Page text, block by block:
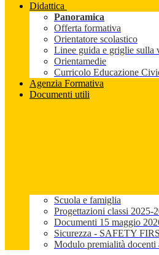
Didattica
Panoramica
Offerta formativa
Orientatore scolastico
Linee guida e griglie sulla
Orientamedie
Curricolo Educazione
Agenzia Formativa
Documenti utili
Scuola e famiglia
Progettazioni classi 2025-
Documenti 15 maggio
Sicurezza - SAFETY
Modulo premialità docenti